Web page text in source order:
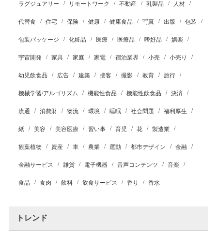
ラグジュアリー リモートワーク 不動産 乳製品 人材
代替食 住宅 保険 健康 健康食品 写真 出版 包装
包装パッケージ 化粧品 医療 医療品 嗜好品 娯楽
宇宙開発 家具 家庭 家電 宿泊業界 小売 小売り
幼児飲食品 広告 建築 接客 撮影 教育 旅行
機械学習/アルゴリズム 機能性食品 機能性飲食品 決済
流通 消費財 物流 環境 睡眠 社会問題 福利厚生
紙 美容 美容医療 習い事 育児 花 製造業
観葉植物 資産 車 農業 運動 都市デザイン 金融
金融サービス 雑貨 電子機器 音声コンテンツ 音楽
食品 食肉 飲料 飲食サービス 香り 香水
トレンド